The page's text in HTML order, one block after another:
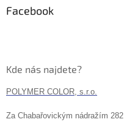
Facebook
Kde nás najdete?
POLYMER COLOR, s.r.o.
Za Chabařovickým nádražím 282